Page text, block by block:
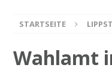
[ 5.
[ 2.
STARTSEITE
Wahlamt